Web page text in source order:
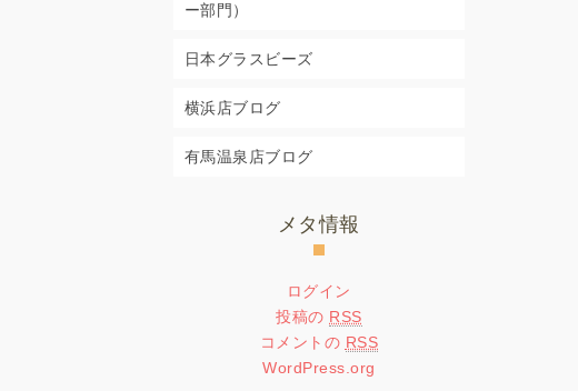
ー部門）
日本グラスビーズ
横浜店ブログ
有馬温泉店ブログ
メタ情報
ログイン
投稿の RSS
コメントの RSS
WordPress.org